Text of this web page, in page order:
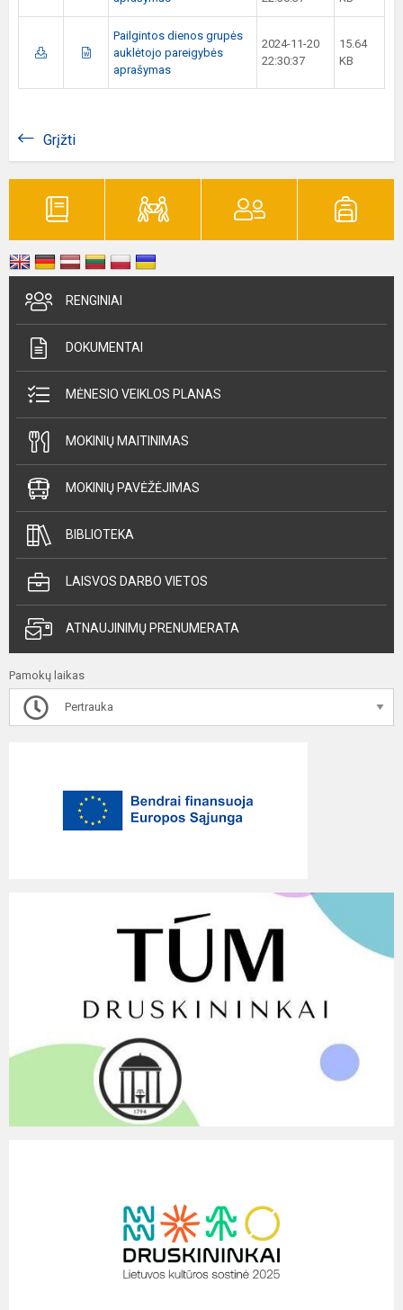
Pailgintos dienos grupės
auklėtojo pareigybės
aprašymas
2024-11-20
22:30:37
15.64
KB
Grįžti
RENGINIAI
DOKUMENTAI
MĖNESIO VEIKLOS PLANAS
MOKINIŲ MAITINIMAS
MOKINIŲ PAVĖŽĖJIMAS
BIBLIOTEKA
LAISVOS DARBO VIETOS
ATNAUJINIMŲ PRENUMERATA
Pamokų laikas
Pertrauka